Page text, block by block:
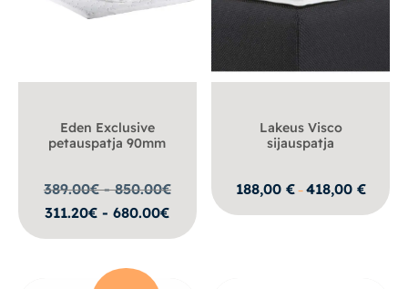
Eden Exclusive
petauspatja 90mm
389.00€ - 850.00€
311.20€ - 680.00€
Lakeus Visco
sijauspatja
188,00 € – 418,00 €
188,00 €